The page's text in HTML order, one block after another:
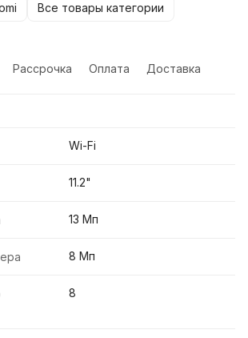
Все товары категории
Рассрочка Оплата Доставка
Wi-Fi
11.2"
13 Мп
8 Мп
8